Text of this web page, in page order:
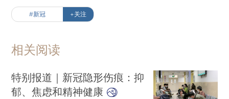
#新冠 +关注
相关阅读
特别报道｜新冠隐形伤痕：抑
郁、焦虑和精神健康